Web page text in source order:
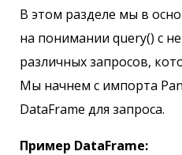
В этом разделе мы в
на понимании query() с
различных запросов,
Мы начнем с импорта
DataFrame для запроса.
Пример DataFrame: